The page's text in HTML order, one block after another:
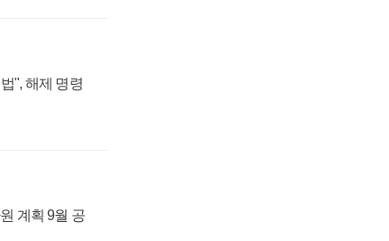
", 해제 명령
계획 9월 공